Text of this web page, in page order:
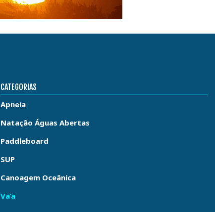
CATEGORIAS
Apneia
Natação Águas Abertas
Paddleboard
SUP
Canoagem Oceânica
Va’a